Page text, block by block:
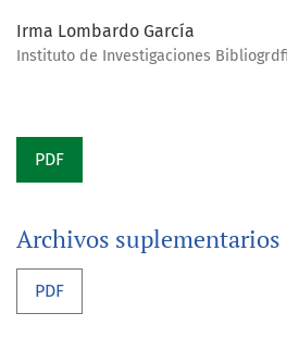
Irma Lombardo García
Instituto de Investigaciones
PDF
Archivos suplementarios
PDF